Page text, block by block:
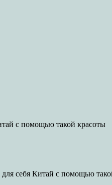
с помощью такой красоты
себя Китай с помощью